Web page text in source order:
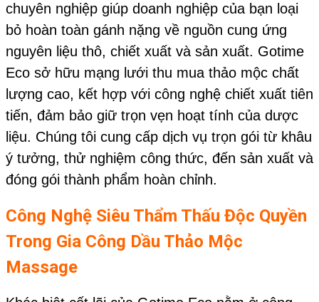
chuyên nghiệp giúp doanh nghiệp của bạn loại
bỏ hoàn toàn gánh nặng về nguồn cung ứng
nguyên liệu thô, chiết xuất và sản xuất. Gotime
Eco sở hữu mạng lưới thu mua thảo mộc chất
lượng cao, kết hợp với công nghệ chiết xuất tiên
tiến, đảm bảo giữ trọn vẹn hoạt tính của dược
liệu. Chúng tôi cung cấp dịch vụ trọn gói từ khâu
ý tưởng, thử nghiệm công thức, đến sản xuất và
đóng gói thành phẩm hoàn chỉnh.
Công Nghệ Siêu Thẩm Thấu Độc Quyền
Trong Gia Công Dầu Thảo Mộc
Massage